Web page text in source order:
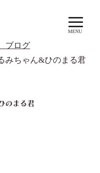
MENU
ブログ
みちゃん&ひのまる君
のまる君